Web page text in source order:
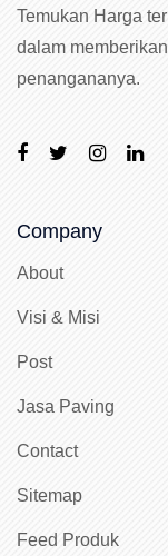
Temukan Harga
dalam
penangananya.
Company
About
Visi & Misi
Post
Jasa Paving
Contact
Sitemap
Feed Produk